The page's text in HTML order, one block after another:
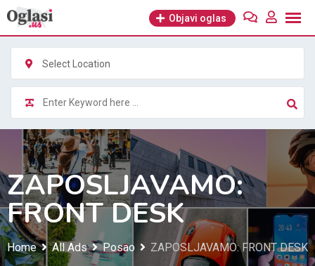
Skip
content
Objavi oglas
Select Location
ZAPOSLJAVAMO:
FRONT DESK
Home All Ads Posao ZAPOSLJAVAMO: FRONT DESK